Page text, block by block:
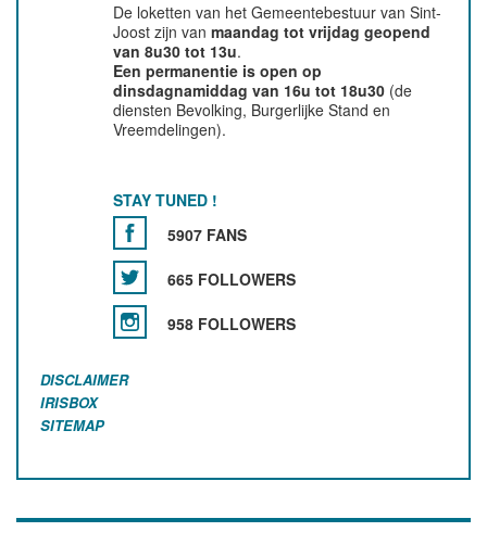
De loketten van het Gemeentebestuur van Sint-
Joost zijn vanmaandag tot vrijdag geopend
van 8u30 tot 13u.
Een permanentie is open op
dinsdagnamiddag van 16u tot 18u30 (de
diensten Bevolking, Burgerlijke Stand en
Vreemdelingen).
STAY TUNED !
5907 FANS
665 FOLLOWERS
958 FOLLOWERS
DISCLAIMER
IRISBOX
SITEMAP